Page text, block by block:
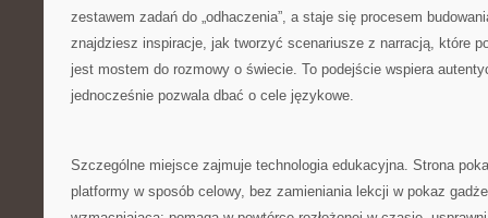
zestawem zadań do „odhaczenia”, a staje się procesem
znajdziesz inspiracje, jak tworzyć scenariusze z narracją, które
jest mostem do rozmowy o świecie. To podejście wspiera
jednocześnie pozwala dbać o cele językowe.
Szczególne miejsce zajmuje technologia edukacyjna. Strona
platformy w sposób celowy, bez zamieniania lekcji w pokaz